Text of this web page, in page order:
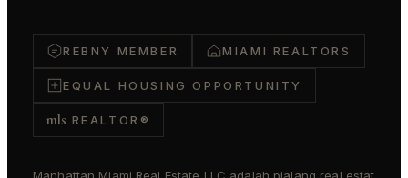
REBNY MEMBER MIAMI REALTORS
EQUAL HOUSING OPPORTUNITY
mls REALTOR®
Manhattan Miami Real Estate LLC adalah pialang real estat